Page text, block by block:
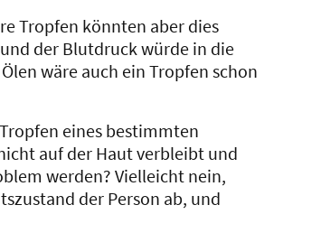
Tropfen könnten aber dies
der Blutdruck würde in die
wäre auch ein Tropfen schon
eines bestimmten
auf der Haut verbleibt und
werden? Vielleicht nein,
der Person ab, und